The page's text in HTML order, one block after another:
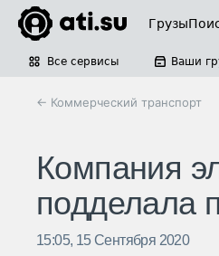
Грузы
Все сервисы Ваши
← Коммерческий транспорт
Компания
подделала
15:05, 15 Сентября 2020